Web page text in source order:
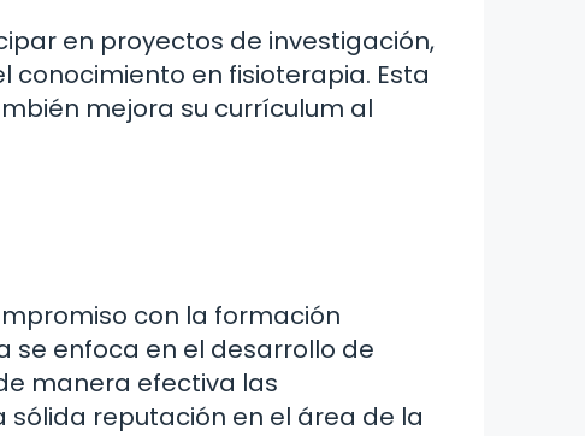
en proyectos de investigación,
en fisioterapia. Esta
mejora su currículum al
con la formación
se enfoca en el desarrollo de
manera efectiva las
sólida reputación en el área de la